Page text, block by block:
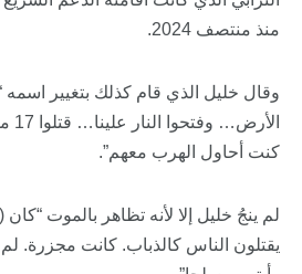
منذ منتصف 2024.
وقال خليل الذي قام كذلك بتغيير اسمه
كنت أحاول الهرب معهم”.
لم ينجُ خليل إلا لأنه تظاهر بالموت
يقتلون الناس كالذباب. كانت مجزرة.